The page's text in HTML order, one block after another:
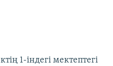
1-індегі мектептегі